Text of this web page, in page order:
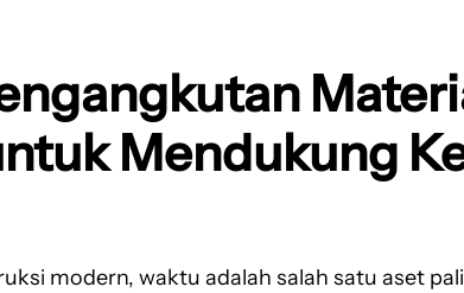
Mendukung
modern, waktu adalah salah satu aset